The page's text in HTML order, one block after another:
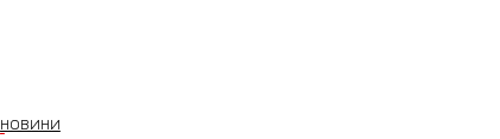
НОВИНИ